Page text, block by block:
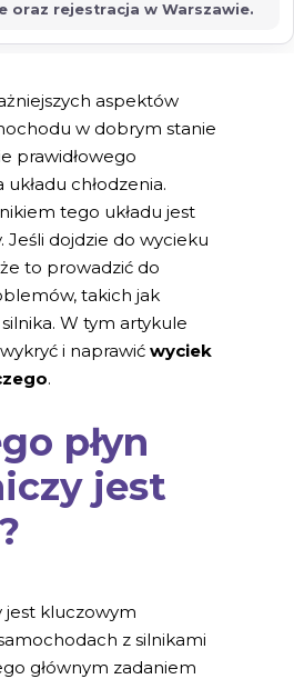
aspektów
w dobrym stanie
prawidłowego
chłodzenia.
tego układu jest
Jeśli dojdzie do wycieku
to prowadzić do
takich jak
W tym artykule
i naprawić wyciek
.
płyn
jest
jest kluczowym
z silnikami
głównym zadaniem
oraz rejestracja w Warszawie.